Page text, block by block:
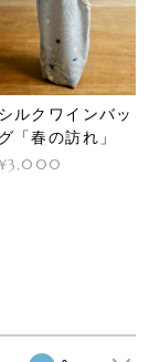
シルクワインバッ
グ「春の訪れ」
¥3,000